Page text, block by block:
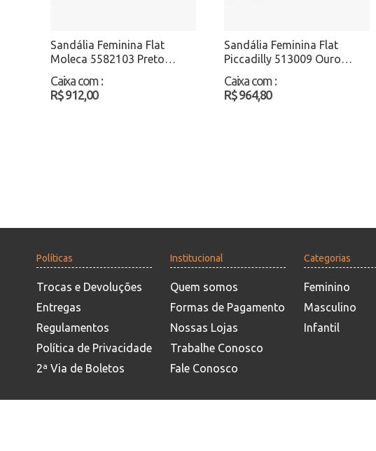
Sandália Feminina Flat
Moleca 5582103 Preto
Atacado
Caixa com :
R$ 912,00
Sandália Feminina Flat
Piccadilly 513009 Ouro
Atacado
Caixa com :
R$ 964,80
Políticas
Trocas e Devoluções
Entregas
Regulamentos
Política de Privacidade
2ª Via de Boletos
Institucional
Quem somos
Formas de Pagamento
Nossas Lojas
Trabalhe Conosco
Fale Conosco
Categorias
Feminino
Masculino
Infantil